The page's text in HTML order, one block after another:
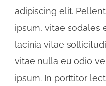
adipiscing elit.
ipsum, vitae sodales
lacinia vitae
vitae nulla eu odio
ipsum. In porttitor